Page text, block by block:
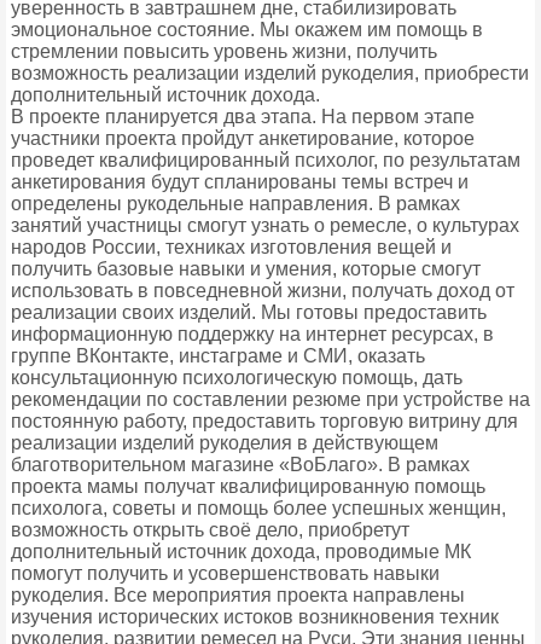
уверенность в завтрашнем дне, стабилизировать
эмоциональное состояние. Мы окажем им помощь в
стремлении повысить уровень жизни, получить
возможность реализации изделий рукоделия, приобрести
дополнительный источник дохода.
В проекте планируется два этапа. На первом этапе
участники проекта пройдут анкетирование, которое
проведет квалифицированный психолог, по результатам
анкетирования будут спланированы темы встреч и
определены рукодельные направления. В рамках
занятий участницы смогут узнать о ремесле, о культурах
народов России, техниках изготовления вещей и
получить базовые навыки и умения, которые смогут
использовать в повседневной жизни, получать доход от
реализации своих изделий. Мы готовы предоставить
информационную поддержку на интернет ресурсах, в
группе ВКонтакте, инстаграме и СМИ, оказать
консультационную психологическую помощь, дать
рекомендации по составлении резюме при устройстве на
постоянную работу, предоставить торговую витрину для
реализации изделий рукоделия в действующем
благотворительном магазине «ВоБлаго». В рамках
проекта мамы получат квалифицированную помощь
психолога, советы и помощь более успешных женщин,
возможность открыть своё дело, приобретут
дополнительный источник дохода, проводимые МК
помогут получить и усовершенствовать навыки
рукоделия. Все мероприятия проекта направлены
изучения исторических истоков возникновения техник
рукоделия, развитии ремесел на Руси. Эти знания ценны